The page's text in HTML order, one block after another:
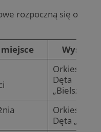
rozpoczną się o
Wystąpi
Orkiestra
Dęta
Orkiestra
Dęta